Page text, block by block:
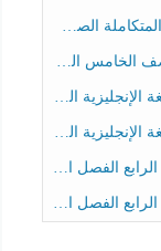
عام الفصل الثالث
الفصل الثالث
الفصل الثالث
الفصل الثالث